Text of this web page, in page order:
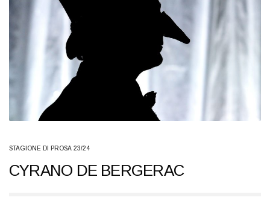
STAGIONE DI PROSA 23/24
CYRANO DE BERGERAC